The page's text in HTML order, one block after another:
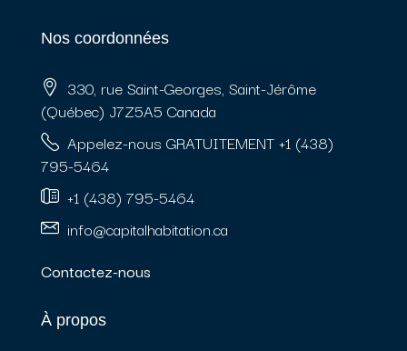
Nos coordonnées
330, rue Saint-Georges, Saint-Jérôme
(Québec) J7Z5A5 Canada
Appelez-nous GRATUITEMENT +1 (438)
795-5464
+1 (438) 795-5464
info@capitalhabitation.ca
Contactez-nous
À propos